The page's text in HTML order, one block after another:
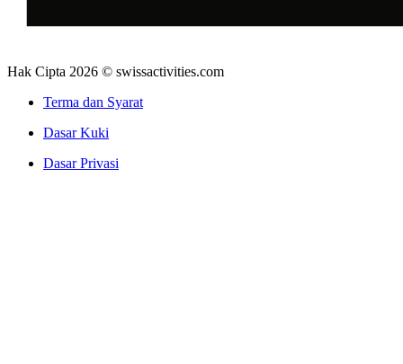
Hak Cipta 2026 © swissactivities.com
Terma dan Syarat
Dasar Kuki
Dasar Privasi